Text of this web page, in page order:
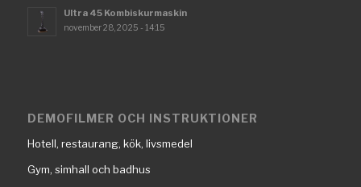
Ultra 45 Kombiskurmaskin
november 28, 2025 - 14:15
DEMOFILMER OCH INSTRUKTIONER
Hotell, restaurang, kök, livsmedel
Gym, simhall och badhus